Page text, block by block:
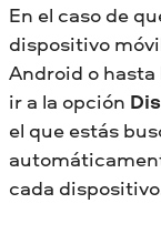
En el caso de
dispositivo
Android o
ir a la opción
el que estás
cada